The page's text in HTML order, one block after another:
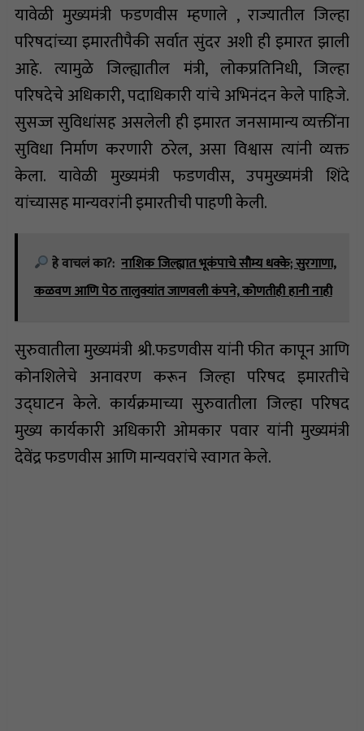
यावेळी मुख्यमंत्री फडणवीस म्हणाले , राज्यातील जिल्हा
परिषदांच्या इमारतीपैकी सर्वात सुंदर अशी ही इमारत झाली
आहे. त्यामुळे जिल्ह्यातील मंत्री, लोकप्रतिनिधी, जिल्हा
परिषदेचे अधिकारी, पदाधिकारी यांचे अभिनंदन केले पाहिजे.
सुसज्ज सुविधांसह असलेली ही इमारत जनसामान्य व्यक्तींना
सुविधा निर्माण करणारी ठरेल, असा विश्वास त्यांनी व्यक्त
केला. यावेळी मुख्यमंत्री फडणवीस, उपमुख्यमंत्री शिंदे
यांच्यासह मान्यवरांनी इमारतीची पाहणी केली.
हे वाचलं का?: नाशिक जिल्ह्यात भूकंपाचे सौम्य धक्के; सुरगाणा,
कळवण आणि पेठ तालुक्यांत जाणवली कंपने, कोणतीही हानी नाही
सुरुवातीला मुख्यमंत्री श्री.फडणवीस यांनी फीत कापून आणि
कोनशिलेचे अनावरण करून जिल्हा परिषद इमारतीचे
उद्घाटन केले. कार्यक्रमाच्या सुरुवातीला जिल्हा परिषद
मुख्य कार्यकारी अधिकारी ओमकार पवार यांनी मुख्यमंत्री
देवेंद्र फडणवीस आणि मान्यवरांचे स्वागत केले.